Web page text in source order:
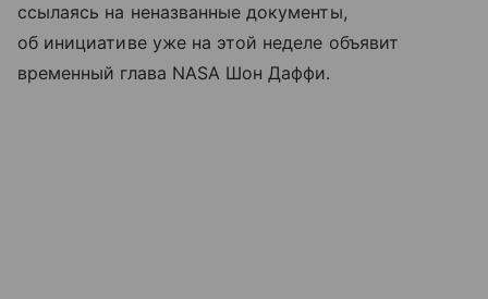
ссылаясь на неназванные документы,
об инициативе уже на этой неделе объявит
временный глава NASA Шон Даффи.